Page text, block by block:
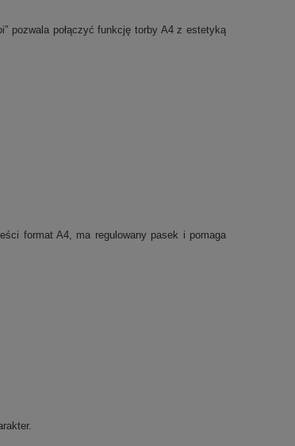
pozwala połączyć funkcję torby A4 z estetyką
format A4, ma regulowany pasek i pomaga